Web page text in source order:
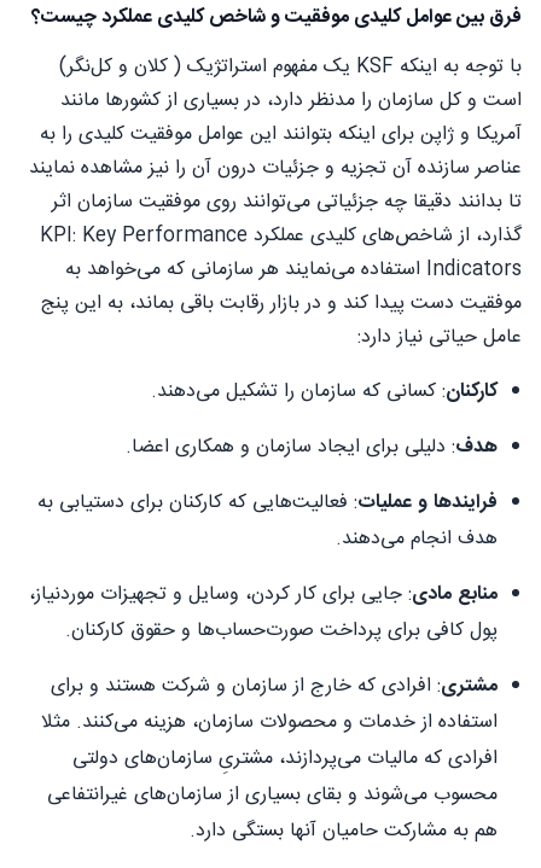
فرق بین عوامل کلیدی موفقیت و شاخص کلیدی عملکرد چیست؟
با توجه به اینکه KSF یک مفهوم استراتژیک ( کلان و کل‌نگر)
است و کل سازمان را مدنظر دارد، در بسیاری از کشورها مانند
آمریکا و ژاپن برای اینکه بتوانند این عوامل موفقیت کلیدی را به
عناصر سازنده آن تجزیه و جزئیات درون آن را نیز مشاهده نمایند
تا بدانند دقیقا چه جزئیاتی می‌توانند روی موفقیت سازمان اثر
گذارد، از شاخص‌های کلیدی عملکرد KPI: Key Performance
Indicators استفاده می‌نمایند هر سازمانی که می‌خواهد به
موفقیت دست پیدا کند و در بازار رقابت باقی بماند، به این پنج
عامل حیاتی نیاز دارد:
کارکنان: کسانی که سازمان را تشکیل می‌دهند.
هدف: دلیلی برای ایجاد سازمان و همکاری اعضا.
فرایندهاوعملیات: فعالیت‌هایی که کارکنان برای دستیابی به
هدف انجام می‌دهند.
منابع مادی: جایی برای کار کردن، وسایل و تجهیزات موردنیاز،
پول کافی برای پرداخت صورت‌حساب‌ها و حقوق کارکنان.
مشتری: افرادی که خارج از سازمان و شرکت هستند و برای
استفاده از خدمات و محصولات سازمان، هزینه می‌کنند. مثلا
افرادی که مالیات‌ می‌پردازند، مشتریِ سازمان‌های دولتی
محسوب می‌شوند و بقای بسیاری از سازمان‌های غیرانتفاعی
هم به مشارکت حامیان آنها بستگی دارد.